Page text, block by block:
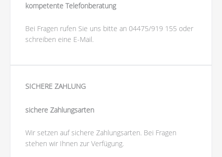
kompetente Telefonberatung
Bei Fragen rufen Sie uns bitte an 04475/919 155 oder
schreiben eine E-Mail.
SICHERE ZAHLUNG
sichere Zahlungsarten
Wir setzen auf sichere Zahlungsarten. Bei Fragen
stehen wir Ihnen zur Verfügung.